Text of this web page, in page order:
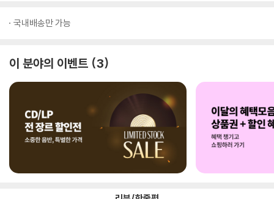
국내배송만 가능
이 분야의 이벤트 3